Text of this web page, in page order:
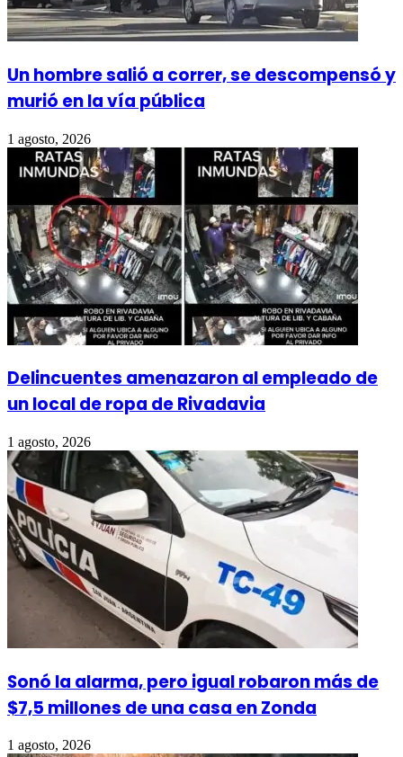
Un hombre salió a correr, se descompensó y
murió en la vía pública
1 agosto, 2026
Delincuentes amenazaron al empleado de
un local de ropa de Rivadavia
1 agosto, 2026
Sonó la alarma, pero igual robaron más de
$7,5 millones de una casa en Zonda
1 agosto, 2026